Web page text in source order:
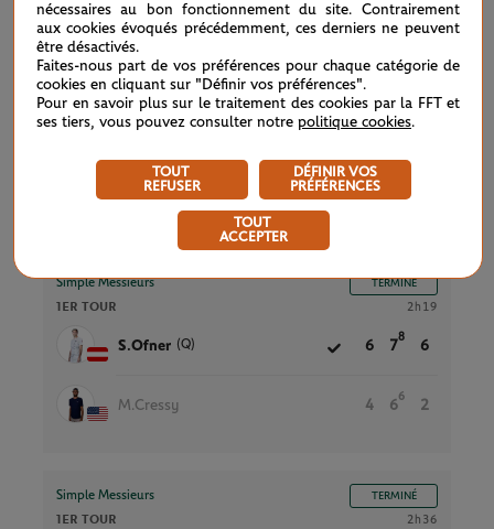
Simple Dames TERMINÉ
1ER TOUR 1h08
L.Samsonova (15) 6 6
K.Volynets 0
Court N°6
Simple Messieurs TERMINÉ
1ER TOUR 2h19
S.Ofner (Q) 6 7
8
6
M.Cressy 4 6
6
2
Simple Messieurs TERMINÉ
1ER TOUR 2h36
nécessaires au bon fonctionnement du site. Contrairement
aux cookies évoqués précédemment, ces derniers ne peuvent
être désactivés.
Faites-nous part de vos préférences pour chaque catégorie de
cookies en cliquant sur "Définir vos préférences".
Pour en savoir plus sur le traitement des cookies par la FFT et
ses tiers, vous pouvez consulter notre politique cookies.
TOUT
REFUSER
DÉFINIR VOS
PRÉFÉRENCES
TOUT
ACCEPTER